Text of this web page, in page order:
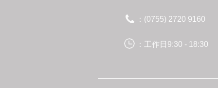
：(0755) 2720 9160
：工作日9:30 - 18:30